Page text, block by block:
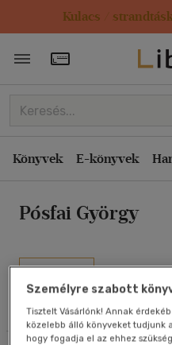
Kulacs /
Törzsvásárlói
Könyvek E-könyvek
Pósfai György
Olvasói vélemények
Rendezés
Kiadás éve szerint
Ár szerint csökkenő
Eladott darabszám
Cím szerint A-Z
Szerző szerint A-Z
Megjelenítés
Személyre szabott
Tisztelt Vásárlónk! Annak
közelebb álló könyveket tudjunk
hogy fogadja el az ehhez